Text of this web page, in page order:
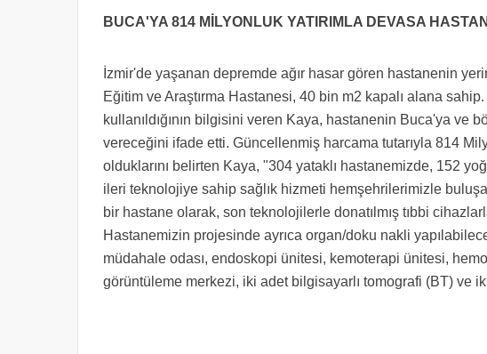
BUCA'YA 814 MİLYONLUK YATIRIMLA DEVASA
İzmir'de yaşanan depremde ağır hasar gören hastanenin
Eğitim ve Araştırma Hastanesi, 40 bin m2 kapalı alana
kullanıldığının bilgisini veren Kaya, hastanenin Buca'ya ve
vereceğini ifade etti. Güncellenmiş harcama tutarıyla 814
olduklarını belirten Kaya, "304 yataklı hastanemizde, 152
ileri teknolojiye sahip sağlık hizmeti hemşehrilerimizle
bir hastane olarak, son teknolojilerle donatılmış tıbbi
Hastanemizin projesinde ayrıca organ/doku nakli
müdahale odası, endoskopi ünitesi, kemoterapi ünitesi,
görüntüleme merkezi, iki adet bilgisayarlı tomografi (BT) ve